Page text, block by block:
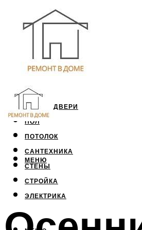
ОКНА И ДВЕРИ
ПОЛ
ПОТОЛОК
САНТЕХНИКА
СТЕНЫ
СТРОЙКА
ЭЛЕКТРИКА
МЕНЮ